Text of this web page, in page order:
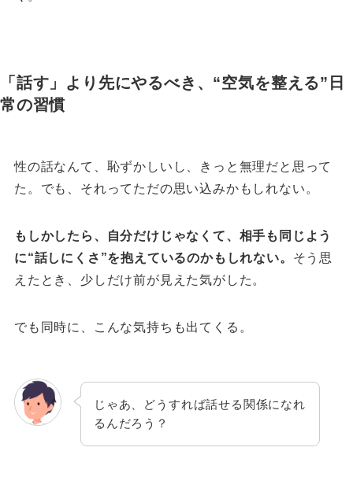
「話す」より先にやるべき、“空気を整える”日
常の習慣
性の話なんて、恥ずかしいし、きっと無理だと思って
た。 でも、それってただの思い込みかもしれない。
もしかしたら、自分だけじゃなくて、相手も同じよう
に“話しにくさ”を抱えているのかもしれない。 そう思
えたとき、少しだけ前が見えた気がした。
でも同時に、こんな気持ちも出てくる。
じゃあ、どうすれば話せる関係になれ
るんだろう？